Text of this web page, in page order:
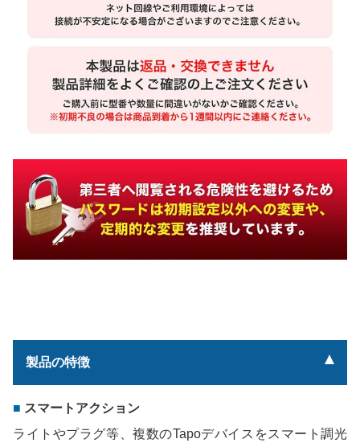
製品の特徴
スマートアクション
ライトやプラグ等、複数のTapoデバイスをスマート調光